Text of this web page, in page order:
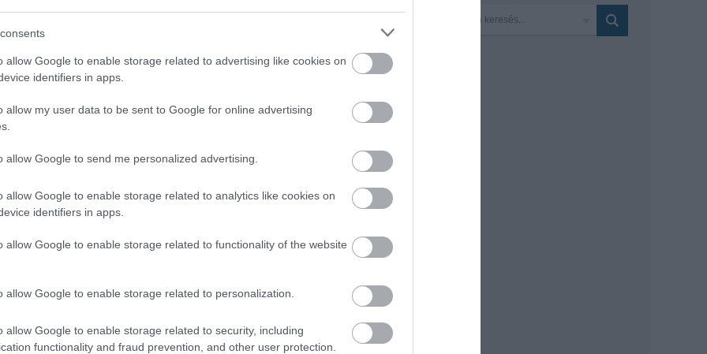
allow Google to enable storage related to advertising like cookies on
identifiers in apps.
allow my user data to be sent to Google for online advertising
allow Google to send me personalized advertising.
allow Google to enable storage related to analytics like cookies on
identifiers in apps.
allow Google to enable storage related to functionality of the website
allow Google to enable storage related to personalization.
allow Google to enable storage related to security, including
functionality and fraud prevention, and other user protection.
and Judy (forrás: diepresse.com)
tanácsadó, a párizsi operaház egykori
szaktekintélyek, valamint Ókovács Szilveszter, a
A hat szegedi év után idén a fővárosba költőző